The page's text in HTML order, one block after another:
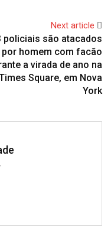
Next article
policiais são atacados
por homem com facão
a virada de ano na
Square, em Nova
York